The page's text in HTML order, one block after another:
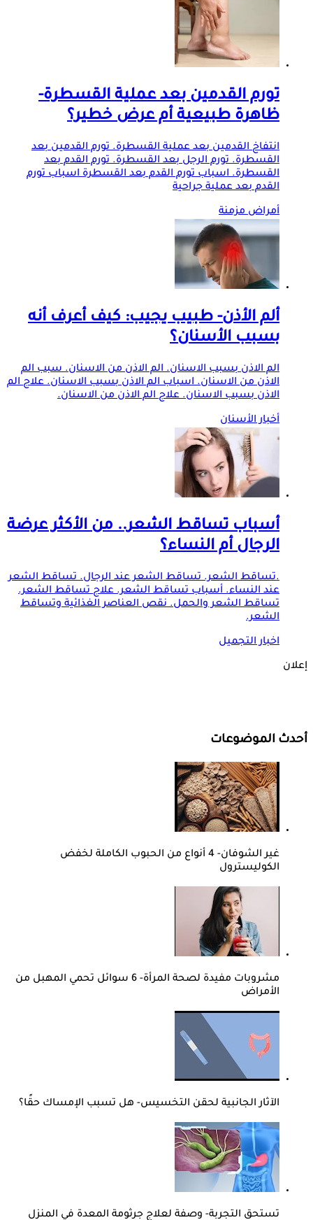
تورم القدمين بعد عملية القسطرة-
ظاهرة طبيعية أم عرض خطير؟
انتفاخ القدمين بعد عملية القسطرة. تورم القدمين بعد
القسطرة. تورم الرجل بعد القسطرة. تورم القدم بعد
القسطرة. اسباب تورم القدم بعد القسطرة اسباب تورم
القدم بعد عملية جراحية
أمراض مزمنة
ألم الأذن- طبيب يجيب: كيف أعرف أنه
بسبب الأسنان؟
الم الاذن بسبب الاسنان. الم الاذن من الاسنان. سبب الم
الاذن من الاسنان. اسباب الم الاذن بسبب الاسنان. علاج الم
الاذن بسبب الاسنان. علاج الم الاذن من الاسنان.
أخبار الأسنان
أسباب تساقط الشعر.. من الأكثر عرضة
الرجال أم النساء؟
.تساقط الشعر. تساقط الشعر عند الرجال. تساقط الشعر
عند النساء. أسباب تساقط الشعر. علاج تساقط الشعر.
تساقط الشعر والحمل. نقص العناصر الغذائية وتساقط
الشعر.
اخبار التجميل
إعلان
أحدث الموضوعات
غير الشوفان- 4 أنواع من الحبوب الكاملة لخفض
الكوليسترول
مشروبات مفيدة لصحة المرأة- 6 سوائل تحمي المهبل من
الأمراض
الآثار الجانبية لحقن التخسيس- هل تسبب الإمساك حقًا؟
تستحق التجربة- وصفة لعلاج جرثومة المعدة في المنزل